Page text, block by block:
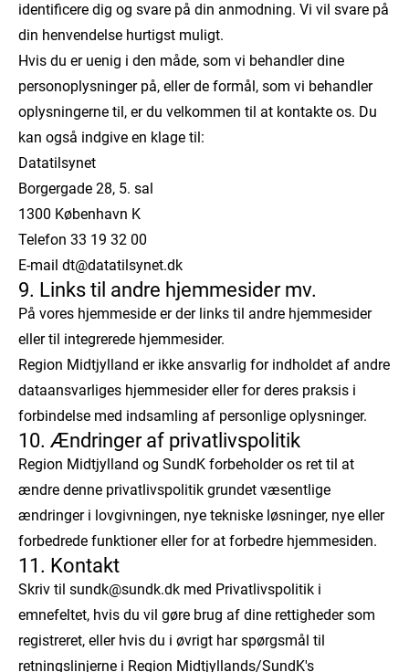
identificere dig og svare på din anmodning. Vi vil svare på
din henvendelse hurtigst muligt.
Hvis du er uenig i den måde, som vi behandler dine
personoplysninger på, eller de formål, som vi behandler
oplysningerne til, er du velkommen til at kontakte os. Du
kan også indgive en klage til:
Datatilsynet
Borgergade 28, 5. sal
1300 København K
Telefon 33 19 32 00
E-mail dt@datatilsynet.dk
9. Links til andre hjemmesider mv.
På vores hjemmeside er der links til andre hjemmesider
eller til integrerede hjemmesider.
Region Midtjylland er ikke ansvarlig for indholdet af andre
dataansvarliges hjemmesider eller for deres praksis i
forbindelse med indsamling af personlige oplysninger.
10. Ændringer af privatlivspolitik
Region Midtjylland og SundK forbeholder os ret til at
ændre denne privatlivspolitik grundet væsentlige
ændringer i lovgivningen, nye tekniske løsninger, nye eller
forbedrede funktioner eller for at forbedre hjemmesiden.
11. Kontakt
Skriv til sundk@sundk.dk med Privatlivspolitik i
emnefeltet, hvis du vil gøre brug af dine rettigheder som
registreret, eller hvis du i øvrigt har spørgsmål til
retningslinjerne i Region Midtjyllands/SundK's